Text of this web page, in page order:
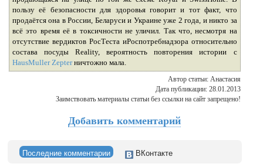
пользу её безопасности для здоровья говорит и тот факт, что
продаётся она в России, Беларуси и Украине уже 2 года, и никто за
всё это время её в токсичности не уличил. Так что, несмотря на
отсутствие вердиктов РосТеста иРоспотребнадзора относительно
состава посуды Reality, вероятность повторения истории с
HausMuller Zepterничтожно мала.
Автор статьи: Анастасия
Дата публикации: 28.01.2013
Заимствовать материалы статьи без ссылки на сайт запрещено!
Добавить комментарий
Последние комментарии ВКонтакте